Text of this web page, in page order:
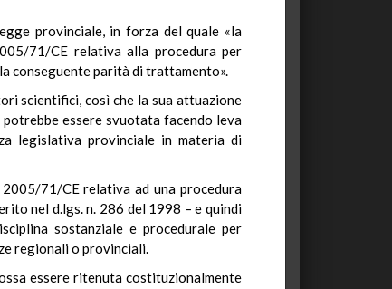
provinciale, in forza del quale «la
71/CE relativa alla procedura per
conseguente parità di trattamento».
scientifici, così che la sua attuazione
essere svuotata facendo leva
legislativa provinciale in materia di
71/CE relativa ad una procedura
nel d.lgs. n. 286 del 1998 – e quindi
sostanziale e procedurale per
regionali o provinciali.
essere ritenuta costituzionalmente